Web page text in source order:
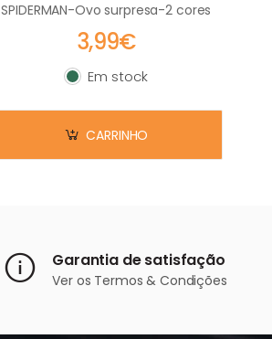
SPIDERMAN-Ovo surpresa-2 cores
3,99€
Em stock
Em stock
CARRINHO
Garantia de satisfação
Ver os Termos & Condições